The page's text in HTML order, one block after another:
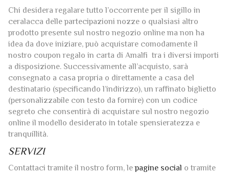
Chi desidera regalare tutto l’occorrente per il sigillo in
ceralacca delle partecipazioni nozze o qualsiasi altro
prodotto presente sul nostro negozio online ma non ha
idea da dove iniziare, può acquistare comodamente il
nostro coupon regalo in carta di Amalfi tra i diversi importi
a disposizione. Successivamente all’acquisto, sarà
consegnato a casa propria o direttamente a casa del
destinatario (specificando l’indirizzo), un raffinato biglietto
(personalizzabile con testo da fornire) con un codice
segreto che consentirà di acquistare sul nostro negozio
online il modello desiderato in totale spensieratezza e
tranquillità.
SERVIZI
Contattaci tramite il nostro form, lepagine social o tramite